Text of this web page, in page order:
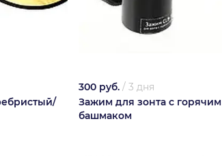
300 руб. / 3 дня
Зажим для зонта с горячим
башмаком